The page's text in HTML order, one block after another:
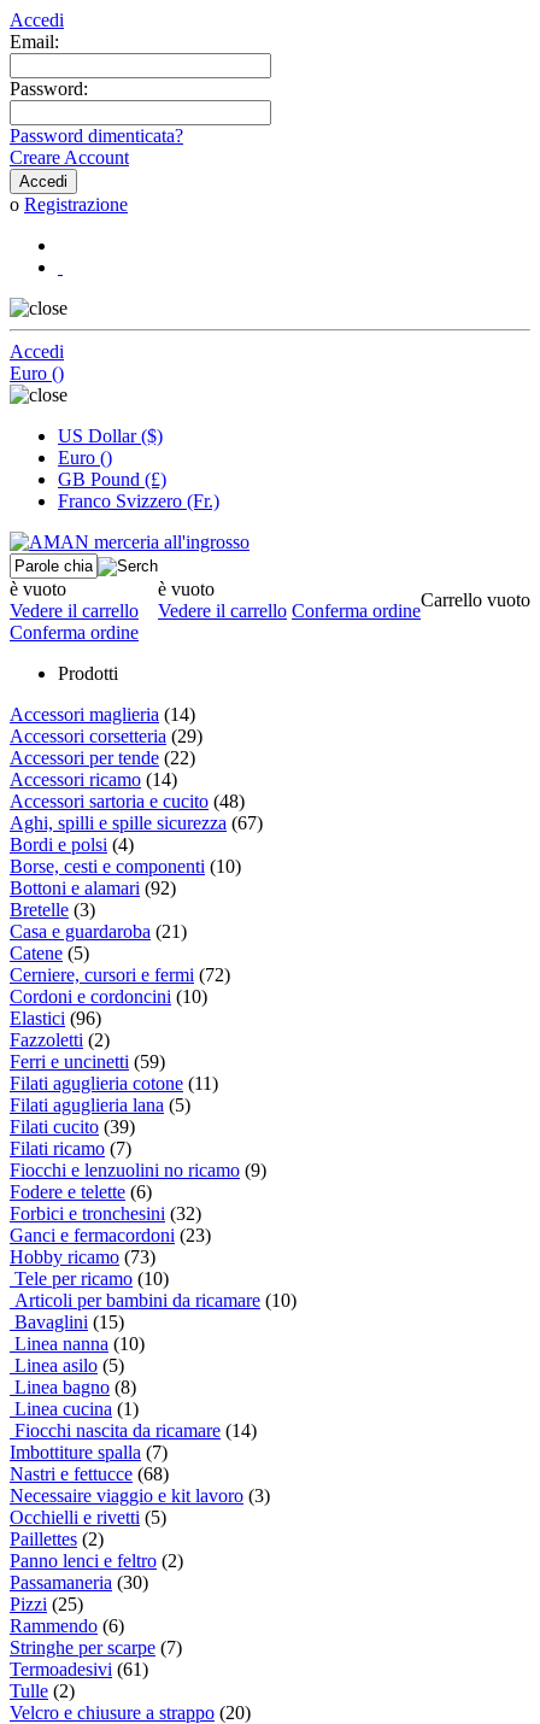
Accedi
Email:
Password:
Password dimenticata?
Creare Account
o Registrazione
Accedi
Euro ()
US Dollar ($)
Euro ()
GB Pound (£)
Franco Svizzero (Fr.)
è vuoto
Vedere il carrello Conferma ordine
Carrello vuoto
è vuoto
Vedere il carrello
Conferma ordine
Prodotti
Accessori maglieria (14)
Accessori corsetteria (29)
Accessori per tende (22)
Accessori ricamo (14)
Accessori sartoria e cucito (48)
Aghi, spilli e spille sicurezza (67)
Bordi e polsi (4)
Borse, cesti e componenti (10)
Bottoni e alamari (92)
Bretelle (3)
Casa e guardaroba (21)
Catene (5)
Cerniere, cursori e fermi (72)
Cordoni e cordoncini (10)
Elastici (96)
Fazzoletti (2)
Ferri e uncinetti (59)
Filati aguglieria cotone (11)
Filati aguglieria lana (5)
Filati cucito (39)
Filati ricamo (7)
Fiocchi e lenzuolini no ricamo (9)
Fodere e telette (6)
Forbici e tronchesini (32)
Ganci e fermacordoni (23)
Hobby ricamo (73)
Tele per ricamo (10)
Articoli per bambini da ricamare (10)
Bavaglini (15)
Linea nanna (10)
Linea asilo (5)
Linea bagno (8)
Linea cucina (1)
Fiocchi nascita da ricamare (14)
Imbottiture spalla (7)
Nastri e fettucce (68)
Necessaire viaggio e kit lavoro (3)
Occhielli e rivetti (5)
Paillettes (2)
Panno lenci e feltro (2)
Passamaneria (30)
Pizzi (25)
Rammendo (6)
Stringhe per scarpe (7)
Termoadesivi (61)
Tulle (2)
Velcro e chiusure a strappo (20)